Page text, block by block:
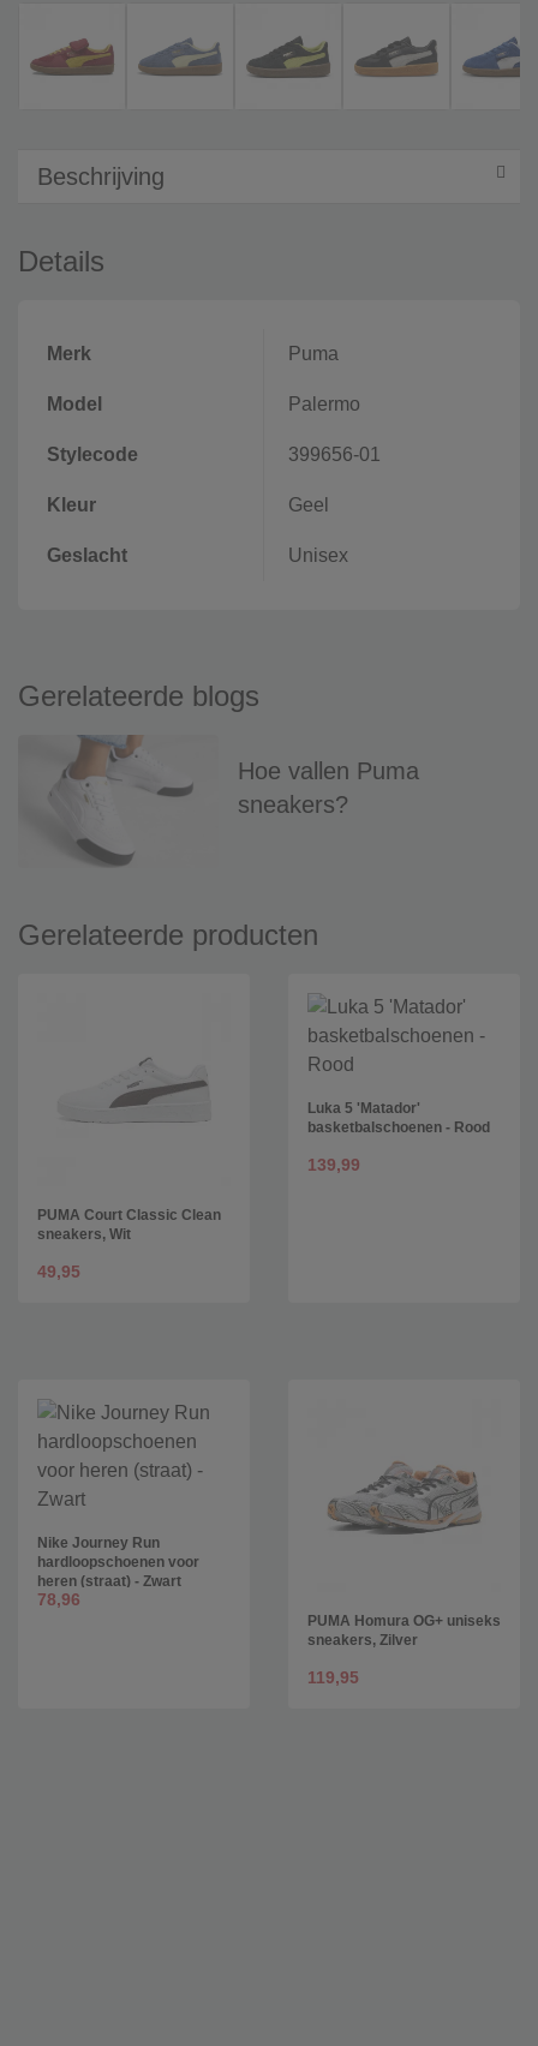
Beschrijving
Details
Merk Puma
Model Palermo
Stylecode 399656-01
Kleur Geel
Geslacht Unisex
Gerelateerde blogs
Hoe vallen Puma
sneakers?
Gerelateerde producten
PUMA Court Classic Clean
sneakers, Wit
49,95
Luka 5 'Matador'
basketbalschoenen - Rood
139,99
Nike Journey Run
hardloopschoenen voor
heren (straat) - Zwart
78,96
PUMA Homura OG+ uniseks
sneakers, Zilver
119,95